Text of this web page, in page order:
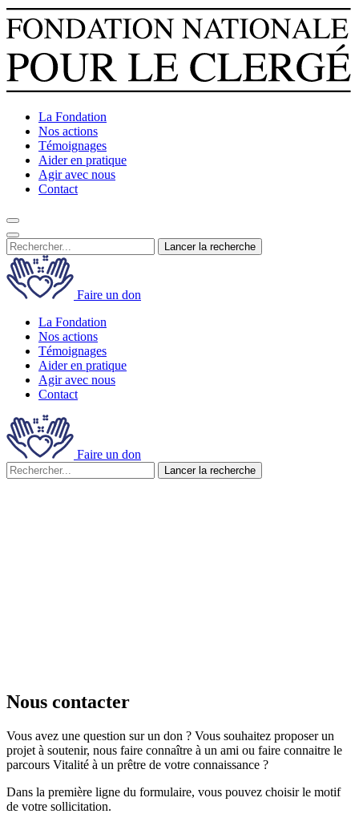
La Fondation
Nos actions
Témoignages
Aider en pratique
Agir avec nous
Contact
Lancer la recherche
Faire un don
La Fondation
Nos actions
Témoignages
Aider en pratique
Agir avec nous
Contact
Faire un don
Lancer la recherche
Nous contacter
Vous avez une question sur un don ? Vous souhaitez proposer un
projet à soutenir, nous faire connaître à un ami ou faire connaitre le
parcours Vitalité à un prêtre de votre connaissance ?
Dans la première ligne du formulaire, vous pouvez choisir le motif
de votre sollicitation.